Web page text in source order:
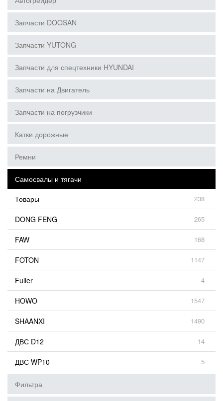
Запчасти DOOSAN
Запчасти YUTONG
Запчасти для спецтехники HYUNDAI
Запчасти на Двигатель
Запчасти на погрузчики
Катки дорожные
Ремни
Самосвалы и тягачи
Товары
238
DONG FENG 265
FAW 168
FOTON 1147
Fuller 4
HOWO 1547
SHAANXI 1490
ДВС D12 14
ДВС WP10 5
Фильтра